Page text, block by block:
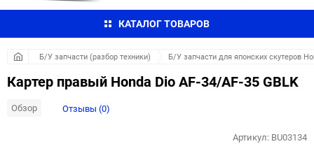
КАТАЛОГ ТОВАРОВ
Б/У запчасти (разбор техники) Б/У запчасти для японских скутеров
Картер правый Honda Dio AF-34/AF-35 GBLK
Обзор Отзывы (0)
Артикул: BU03134